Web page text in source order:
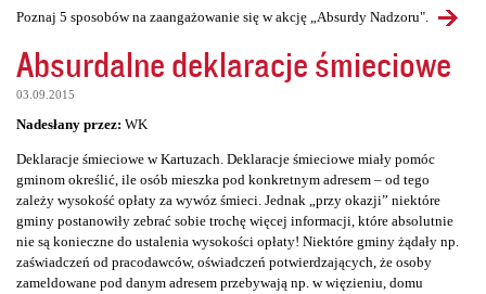
Poznaj 5 sposobów na zaangażowanie się w akcję „Absurdy Nadzoru".
Absurdalne deklaracje śmieciowe
03.09.2015
Nadesłany przez: WK
Deklaracje śmieciowe w Kartuzach. Deklaracje śmieciowe miały pomóc
gminom określić, ile osób mieszka pod konkretnym adresem – od tego
zależy wysokość opłaty za wywóz śmieci. Jednak „przy okazji” niektóre
gminy postanowiły zebrać sobie trochę więcej informacji, które absolutnie
nie są konieczne do ustalenia wysokości opłaty! Niektóre gminy żądały np.
zaświadczeń od pracodawców, oświadczeń potwierdzających, że osoby
zameldowane pod danym adresem przebywają np. w więzieniu, domu